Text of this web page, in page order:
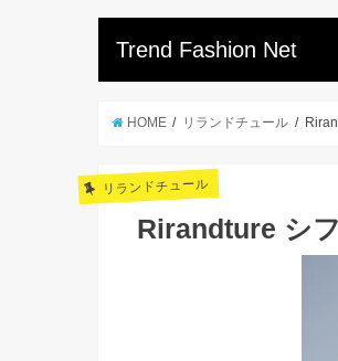
Trend Fashion Net
HOME リランドチュール
リランドチュール
Rirandture シ